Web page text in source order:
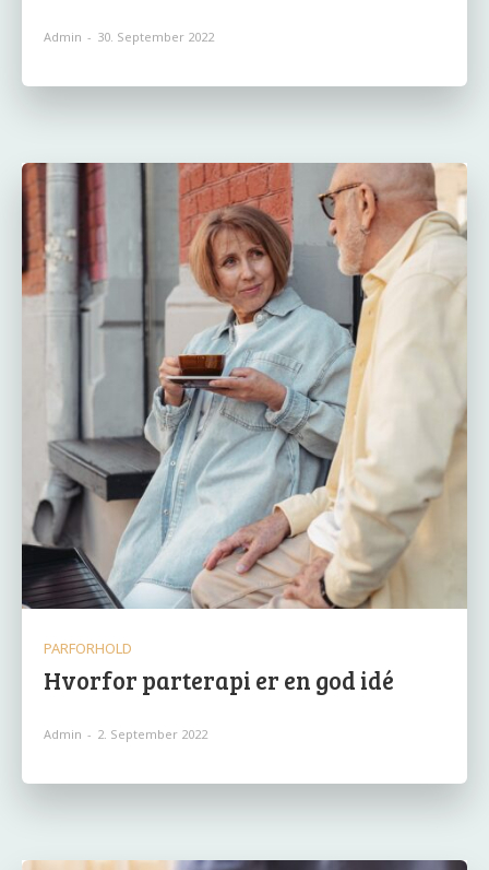
Admin - 30. September 2022
PARFORHOLD
Hvorfor parterapi er en god idé
Admin - 2. September 2022